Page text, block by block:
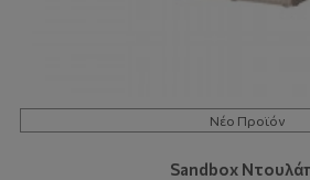
Νέο Προϊόν
Sandbox